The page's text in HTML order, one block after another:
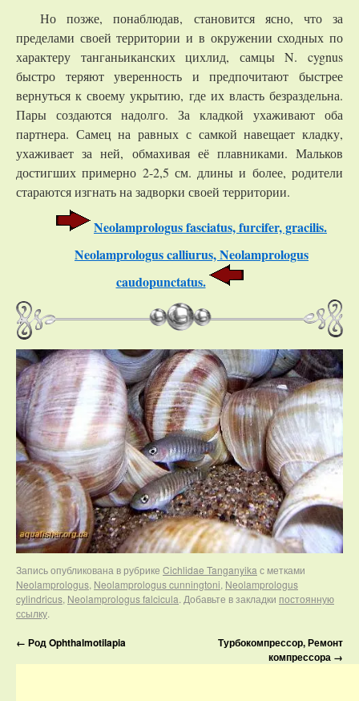
Но позже, понаблюдав, становится ясно, что за
пределами своей территории и в окружении сходных по
характеру танганьиканских цихлид, самцы N. cygnus
быстро теряют уверенность и предпочитают быстрее
вернуться к своему укрытию, где их власть безраздельна.
Пары создаются надолго. За кладкой ухаживают оба
партнера. Самец на равных с самкой навещает кладку,
ухаживает за ней, обмахивая её плавниками. Мальков
достигших примерно 2-2,5 см. длины и более, родители
стараются изгнать на задворки своей территории.
Neolamprologus fasciatus, furcifer, gracilis.
Neolamprologus calliurus, Neolamprologus
caudopunctatus.
Запись опубликована в рубрике Cichlidae Tanganyika с метками
Neolamprologus, Neolamprologus cunningtoni, Neolamprologus
cylindricus, Neolamprologus falcicula. Добавьте в закладки постоянную
ссылку.
← Род Ophthalmotilapia
Турбокомпрессор, Ремонт
компрессора →